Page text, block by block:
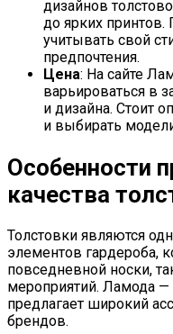
дизайнов
до ярких принтов.
учитывать свой
предпочтения.
Цена: На сайте
варьироваться в
и дизайна. Стоит
и выбирать
Особенности
качества
Толстовки являются
элементов гардероба,
повседневной носки,
мероприятий. Ламода —
предлагает широкий
брендов.